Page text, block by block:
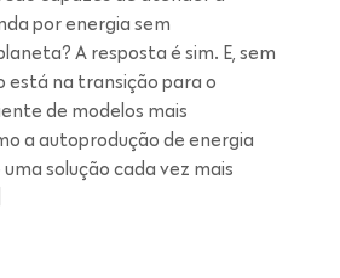
por energia sem
A resposta é sim. E, sem
está na transição para o
de modelos mais
a autoprodução de energia
solução cada vez mais